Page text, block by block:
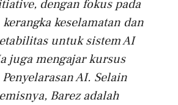
dengan fokus pada
keselamatan dan
untuk sistem AI
juga mengajar kursus
AI. Selain
Barez adalah